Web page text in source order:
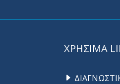
ΧΡΗΣΙΜΑ